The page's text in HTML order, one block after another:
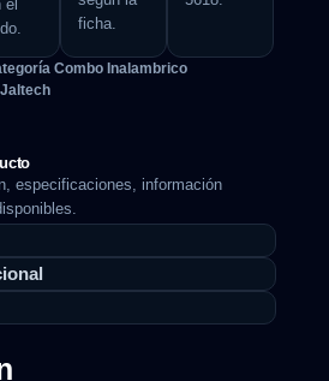
el
ficha.
Combo Inalambrico
Jaltech
especificaciones, información